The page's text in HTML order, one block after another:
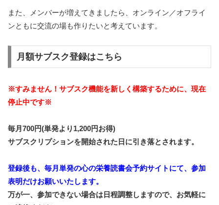
また、メンバーが増えてきましたら、オンライン／オフライ
ンともに交流の場も作りたいと考えています。
月額サブスク登録はこちら
※すみません！サブスク機能を新しく構築するために、現在
停止中です※
毎月700円(単発より1,200円お得)
サブスクリプションを開始された日に引き落とされます。
登録後も、毎月単発の心の栄養読書会予約サイトにて、参加
表明だけお願いいたします。
万が一、参加できない場合は日程調整しますので、お気軽に